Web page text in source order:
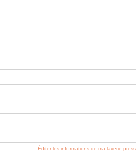
Éditer les informations de ma laverie